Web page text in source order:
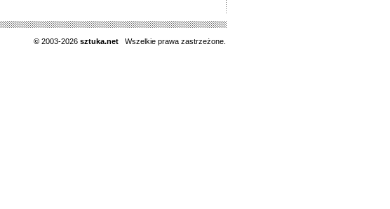
© 2003-2026 sztuka.net Wszelkie prawa zastrzeżone.